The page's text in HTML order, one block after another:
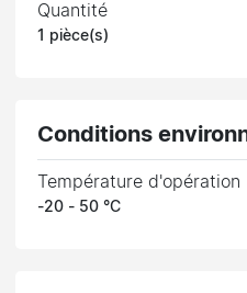
Quantité
1 pièce(s)
Conditions
Température d'opération
-20 - 50 °C